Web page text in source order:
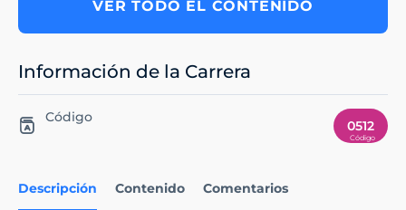
Descripción Contenido Comentarios
VER TODO EL CONTENIDO
Información de la Carrera
Código
0512